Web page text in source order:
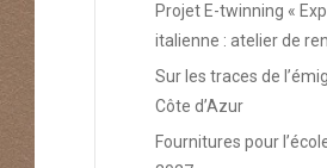
Projet E-twinning «
italienne : atelier de
Sur les traces de
Côte d’Azur
Fournitures pour